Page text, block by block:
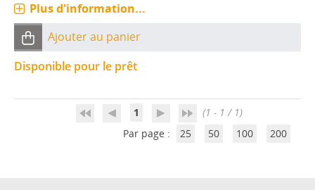
Plus d'information...
Ajouter au panier
Disponible pour le prêt
1
(1 - 1 / 1)
Par page :
25 50 100 200